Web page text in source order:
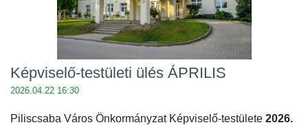
Képviselő-testületi ülés ÁPRILIS
2026.04.22 16:30
Piliscsaba Város Önkormányzat Képviselő-testülete 2026.